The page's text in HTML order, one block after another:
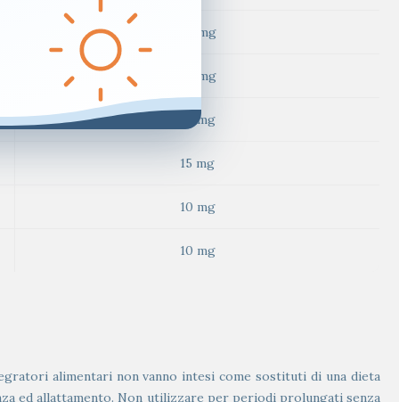
50 mg
50 mg
30 mg
15 mg
10 mg
10 mg
alimentari non vanno intesi come sostituti di una dieta
ed allattamento. Non utilizzare per periodi prolungati senza